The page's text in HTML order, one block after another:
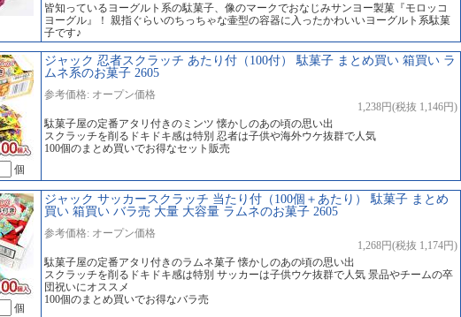
皆知っているヨーグルト系の駄菓子、像のマークでおなじみサンヨー製菓『モロッコ
ヨーグル』！ 親指ぐらいのちっちゃな壷型の容器に入ったかわいいヨーグルト系駄菓
子です♪
個
ジャック 忍者スクラッチ あたり付（100付） 駄菓子 まとめ買い 箱買い ラ
ムネ系のお菓子 2605
参考価格: オープン価格
1,238円(税抜 1,146円)
駄菓子屋の定番アタリ付きのミンツ 懐かしのあの頃の思い出
スクラッチを削るドキドキ感は特別 忍者は子供や海外ウケ抜群で人気
100個のまとめ買いでお得なセット販売
個
ジャック サッカースクラッチ 当たり付（100個＋あたり） 駄菓子 まとめ
買い 箱買い バラ売 大量 大容量 ラムネのお菓子 2605
参考価格: オープン価格
1,268円(税抜 1,174円)
駄菓子屋の定番アタリ付きのラムネ菓子 懐かしのあの頃の思い出
スクラッチを削るドキドキ感は特別 サッカーは子供ウケ抜群で人気 景品やチームの卒
団祝いにオススメ
100個のまとめ買いでお得なバラ売